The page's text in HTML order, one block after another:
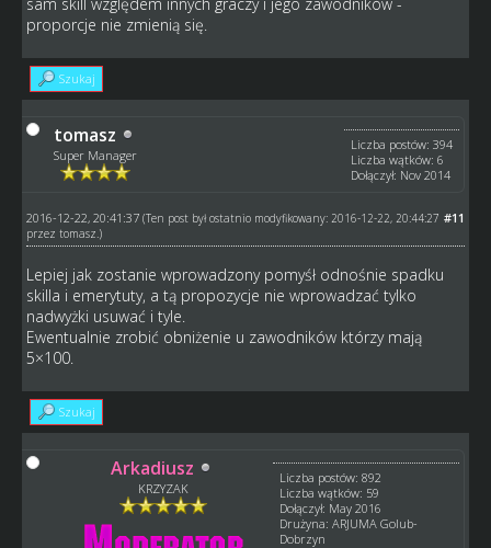
proporcje nie zmienią się.
Szukaj
tomasz
Super Manager
Liczba postów: 394
Liczba wątków: 6
Dołączył: Nov 2014
#11
2016-12-22, 20:41:37 (Ten post był ostatnio modyfikowany: 2016-12-22, 20:44:27
przez tomasz .)
Lepiej jak zostanie wprowadzony pomyśł odnośnie spadku
skilla i emerytuty, a tą propozycje nie wprowadzać tylko
nadwyżki usuwać i tyle.
Ewentualnie zrobić obniżenie u zawodników którzy mają
5×100.
Szukaj
Arkadiusz
KRZYZAK
Liczba postów: 892
Liczba wątków: 59
Dołączył: May 2016
Drużyna: ARJUMA Golub-
Dobrzyn